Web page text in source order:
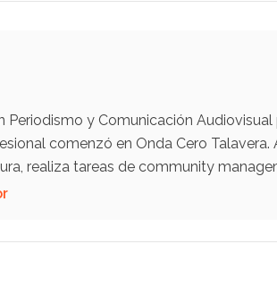
Periodismo y Comunicación
comenzó en Onda Cero
realiza tareas de community